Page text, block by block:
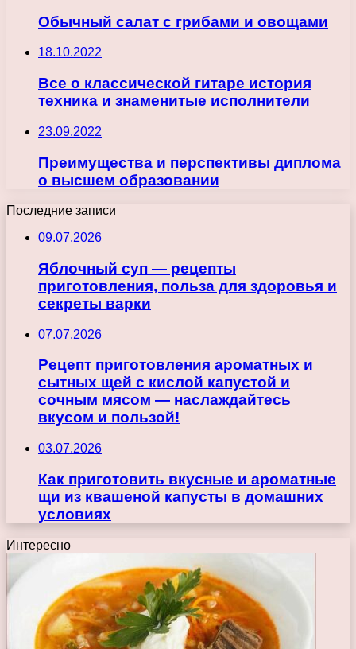
Обычный салат с грибами и овощами
18.10.2022
Все о классической гитаре история
техника и знаменитые исполнители
23.09.2022
Преимущества и перспективы диплома
о высшем образовании
Последние записи
09.07.2026
Яблочный суп — рецепты
приготовления, польза для здоровья и
секреты варки
07.07.2026
Рецепт приготовления ароматных и
сытных щей с кислой капустой и
сочным мясом — наслаждайтесь
вкусом и пользой!
03.07.2026
Как приготовить вкусные и ароматные
щи из квашеной капусты в домашних
условиях
Интересно